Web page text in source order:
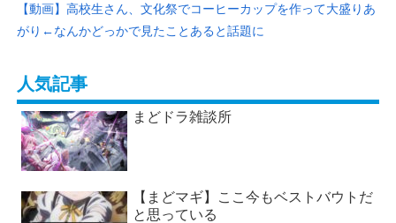
【動画】高校生さん、文化祭でコーヒーカップを作って大盛りあ
がり←なんかどっかで見たことあると話題に
人気記事
まどドラ雑談所
【まどマギ】ここ今もベストバウトだ
と思っている